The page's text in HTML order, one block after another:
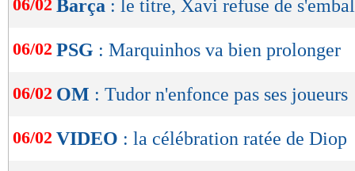
06/02 Barça : le titre, Xavi refuse de
06/02 PSG : Marquinhos va bien prolonger
06/02 OM : Tudor n'enfonce pas ses joueurs
06/02 VIDEO : la célébration ratée de Diop